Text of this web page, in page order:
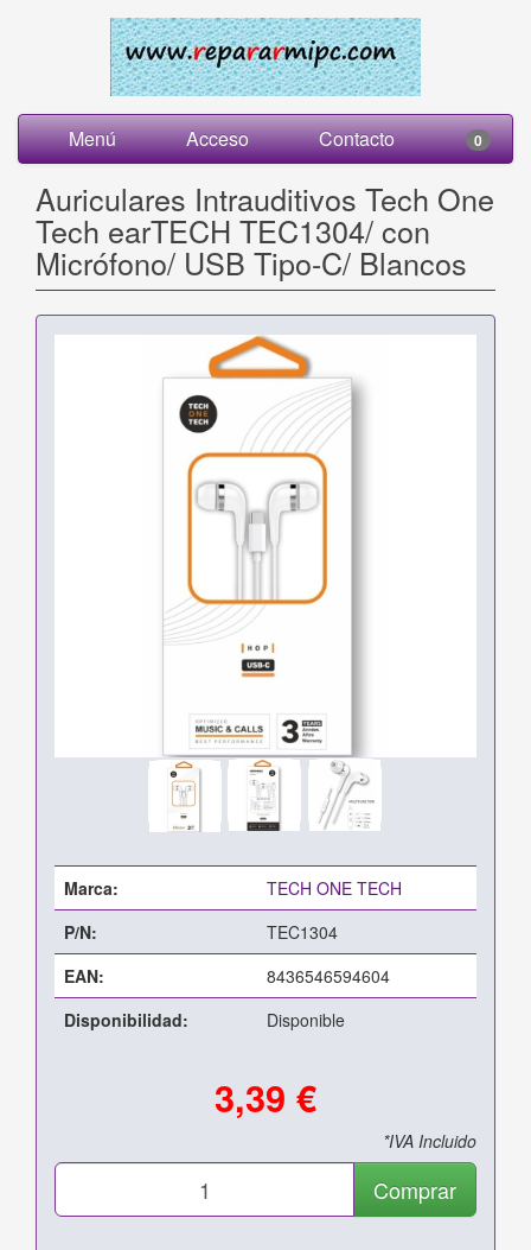
Menú Acceso Contacto 0
Auriculares Intrauditivos Tech One
Tech earTECH TEC1304/ con
Micrófono/ USB Tipo-C/ Blancos
Marca:
TECH ONE TECH
P/N:
TEC1304
EAN:
8436546594604
Disponibilidad:
Disponible
3,39 €
*IVA Incluido
Comprar